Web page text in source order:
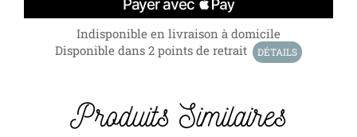
Indisponible en livraison à domicile
Disponible dans 2 points de retrait
DÉTAILS
Produits Similaires